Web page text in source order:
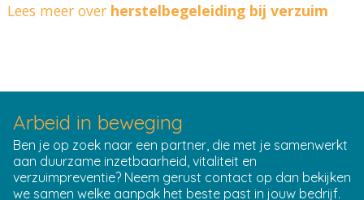
Lees meer over herstelbegeleiding bij verzuim
Arbeid in beweging
Ben je op zoek naar een partner, die met je samenwerkt
aan duurzame inzetbaarheid, vitaliteit en
verzuimpreventie? Neem gerust contact op dan bekijken
we samen welke aanpak het beste past in jouw bedrijf.